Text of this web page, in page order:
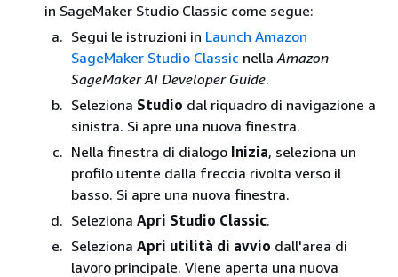
in SageMaker Studio Classic come segue:
Segui le istruzioni in Launch Amazon
SageMaker Studio Classic nella Amazon
SageMaker AI Developer Guide.
Seleziona Studio dal riquadro di navigazione a
sinistra. Si apre una nuova finestra.
Nella finestra di dialogo Inizia, seleziona un
profilo utente dalla freccia rivolta verso il
basso. Si apre una nuova finestra.
Seleziona Apri Studio Classic.
Seleziona Apri utilità di avvio dall'area di
lavoro principale. Viene aperta una nuova